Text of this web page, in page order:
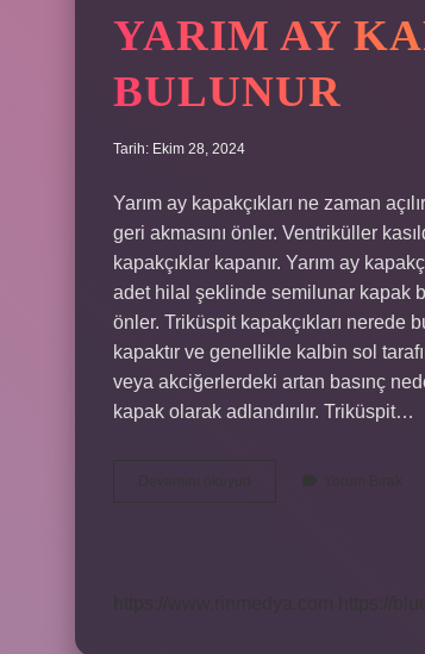
YARIM AY
BULUNUR
Tarih: Ekim 28, 2024
Yarım ay kapakçıkları ne zaman
geri akmasını önler. Ventriküller
kapakçıklar kapanır. Yarım ay
adet hilal şeklinde semilunar kapak
önler. Triküspit kapakçıkları nerede
kapaktır ve genellikle kalbin sol
veya akciğerlerdeki artan basınç
kapak olarak adlandırılır. Triküspit…